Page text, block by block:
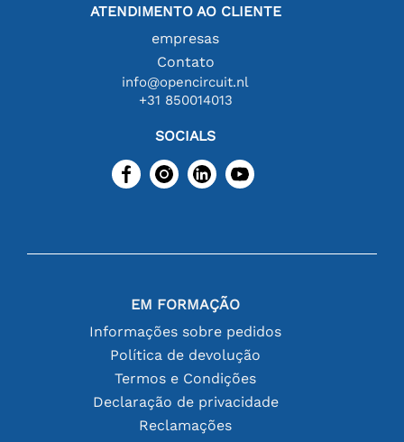
ATENDIMENTO AO CLIENTE
empresas
Contato
info@opencircuit.nl
+31 850014013
SOCIALS
EM FORMAÇÃO
Informações sobre pedidos
Política de devolução
Termos e Condições
Declaração de privacidade
Reclamações